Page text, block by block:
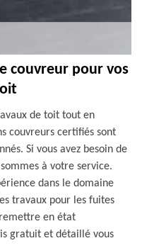
couvreur pour vos
de toit tout en
couvreurs certifiés sont
Si vous avez besoin de
à votre service.
dans le domaine
travaux pour les fuites
en état
gratuit et détaillé vous